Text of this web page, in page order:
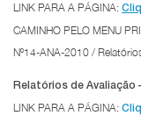
LINK PARA A PÁGINA:
CAMINHO PELO MENU
Nº14-ANA-2010 /
Relatórios de
LINK PARA A PÁGINA: